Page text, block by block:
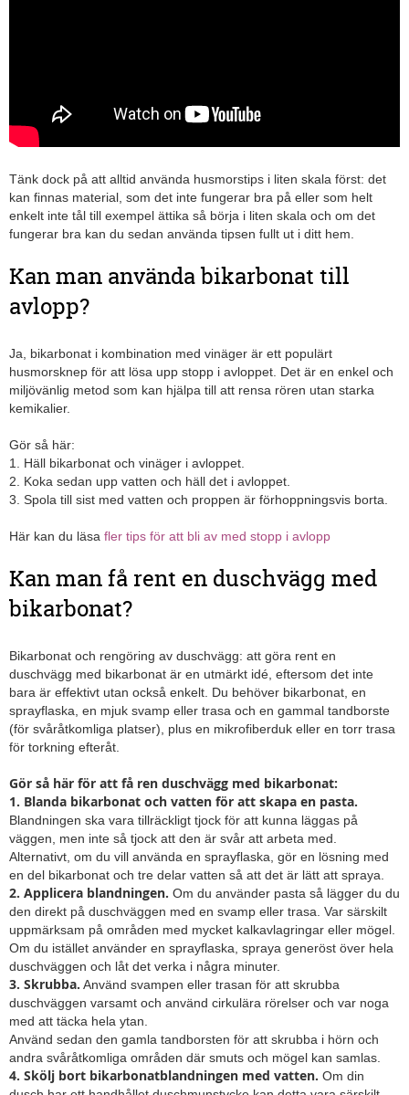
Tänk dock på att alltid använda husmorstips i liten skala först: det
kan finnas material, som det inte fungerar bra på eller som helt
enkelt inte tål till exempel ättika så börja i liten skala och om det
fungerar bra kan du sedan använda tipsen fullt ut i ditt hem.
Kan man använda bikarbonat till
avlopp?
Ja, bikarbonat i kombination med vinäger är ett populärt
husmorsknep för att lösa upp stopp i avloppet. Det är en enkel och
miljövänlig metod som kan hjälpa till att rensa rören utan starka
kemikalier.
Gör så här:
1. Häll bikarbonat och vinäger i avloppet.
2. Koka sedan upp vatten och häll det i avloppet.
3. Spola till sist med vatten och proppen är förhoppningsvis borta.
Här kan du läsa fler tips för att bli av med stopp i avlopp
Kan man få rent en duschvägg med
bikarbonat?
Bikarbonat och rengöring av duschvägg: att göra rent en
duschvägg med bikarbonat är en utmärkt idé, eftersom det inte
bara är effektivt utan också enkelt. Du behöver bikarbonat, en
sprayflaska, en mjuk svamp eller trasa och en gammal tandborste
(för svåråtkomliga platser), plus en mikrofiberduk eller en torr trasa
för torkning efteråt.
Gör så här för att få ren duschvägg med bikarbonat:
1. Blanda bikarbonat och vatten för att skapa en pasta.
Blandningen ska vara tillräckligt tjock för att kunna läggas på
väggen, men inte så tjock att den är svår att arbeta med.
Alternativt, om du vill använda en sprayflaska, gör en lösning med
en del bikarbonat och tre delar vatten så att det är lätt att spraya.
2. Applicera blandningen. Om du använder pasta så lägger du du
den direkt på duschväggen med en svamp eller trasa. Var särskilt
uppmärksam på områden med mycket kalkavlagringar eller mögel.
Om du istället använder en sprayflaska, spraya generöst över hela
duschväggen och låt det verka i några minuter.
3. Skrubba. Använd svampen eller trasan för att skrubba
duschväggen varsamt och använd cirkulära rörelser och var noga
med att täcka hela ytan.
Använd sedan den gamla tandborsten för att skrubba i hörn och
andra svåråtkomliga områden där smuts och mögel kan samlas.
4. Skölj bort bikarbonatblandningen med vatten. Om din